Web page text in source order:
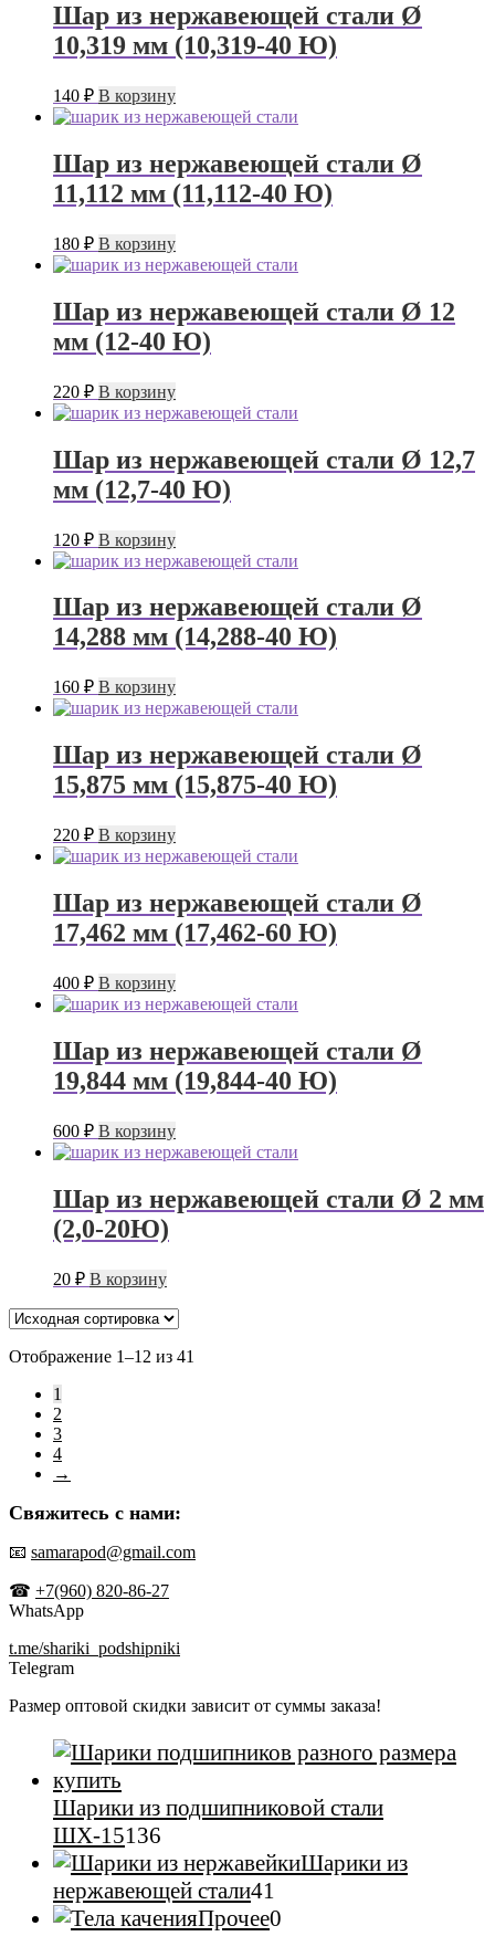
Шар из нержавеющей стали Ø
10,319 мм (10,319-40 Ю)
140 ₽ В корзину
Шар из нержавеющей стали Ø
11,112 мм (11,112-40 Ю)
180 ₽ В корзину
Шар из нержавеющей стали Ø 12
мм (12-40 Ю)
220 ₽ В корзину
Шар из нержавеющей стали Ø 12,7
мм (12,7-40 Ю)
120 ₽ В корзину
Шар из нержавеющей стали Ø
14,288 мм (14,288-40 Ю)
160 ₽ В корзину
Шар из нержавеющей стали Ø
15,875 мм (15,875-40 Ю)
220 ₽ В корзину
Шар из нержавеющей стали Ø
17,462 мм (17,462-60 Ю)
400 ₽ В корзину
Шар из нержавеющей стали Ø
19,844 мм (19,844-40 Ю)
600 ₽ В корзину
Шар из нержавеющей стали Ø 2 мм
(2,0-20Ю)
20 ₽ В корзину
Отображение 1–12 из 41
1
2
3
4
→
Свяжитесь с нами:
📧 samarapod@gmail.com
☎ +7(960) 820-86-27
WhatsApp
t.me/shariki_podshipniki
Telegram
Размер оптовой скидки зависит от суммы заказа!
Шарики из подшипниковой стали
ШХ-15136
товаров
Шарики из
нержавеющей стали41
товар
Прочее0